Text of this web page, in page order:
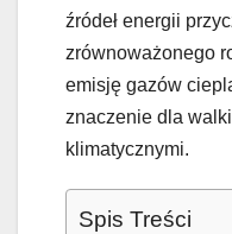
źródeł energii
zrównoważonego
emisję gazów
znaczenie dla
klimatycznymi.
Spis Treści